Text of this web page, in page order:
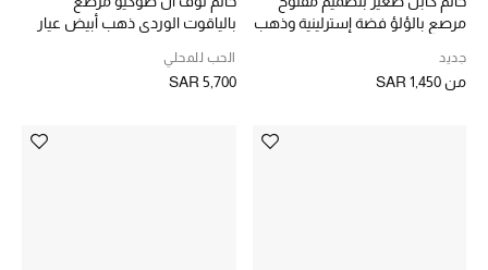
تسوقوا أحدث الماركات
الرجال
مرصع بالؤلؤ فضة إسترلينية وذهب
جديد
منSAR 1,450
بالياقوت الوردي ذهب أبيض عيار
الحب للمحلي
SAR 5,700